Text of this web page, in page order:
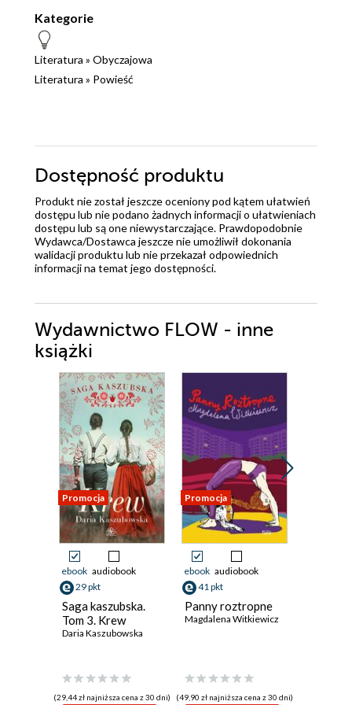
Kategorie
Literatura » Obyczajowa
Literatura » Powieść
Dostępność produktu
Produkt nie został jeszcze oceniony pod kątem ułatwień
dostępu lub nie podano żadnych informacji o ułatwieniach
dostępu lub są one niewystarczające. Prawdopodobnie
Wydawca/Dostawca jeszcze nie umożliwił dokonania
walidacji produktu lub nie przekazał odpowiednich
informacji na temat jego dostępności.
Wydawnictwo FLOW - inne
książki
Promocja
ebook audiobook
29 pkt
Saga kaszubska.
Tom 3. Krew
Daria Kaszubowska
(29,44 zł najniższa cena z 30 dni)
Promocja
ebook audiobook
41 pkt
Panny roztropne
Magdalena Witkiewicz
(49,90 zł najniższa cena z 30 dni)